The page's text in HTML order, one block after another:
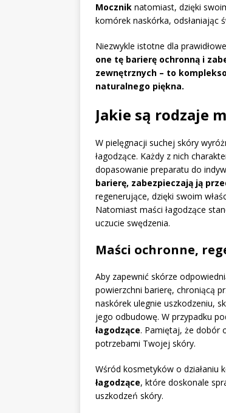
Mocznik natomiast, dzięki
komórek naskórka, odsłaniając
Niezwykle istotne dla
one tę barierę ochronną i
zewnętrznych – to
naturalnego piękna.
Jakie są rodzaje
W pielęgnacji suchej skóry
łagodzące. Każdy z nich
dopasowanie preparatu do
barierę, zabezpieczają ją
regenerujące, dzięki swoim
Natomiast maści łagodzące
uczucie swędzenia.
Maści ochronne,
Aby zapewnić skórze
powierzchni barierę, chroniącą
naskórek ulegnie uszkodzeniu,
jego odbudowę. W przypadku
łagodzące. Pamiętaj, że dobór
potrzebami Twojej skóry.
Wśród kosmetyków o działaniu
łagodzące, które doskonale
uszkodzeń skóry.